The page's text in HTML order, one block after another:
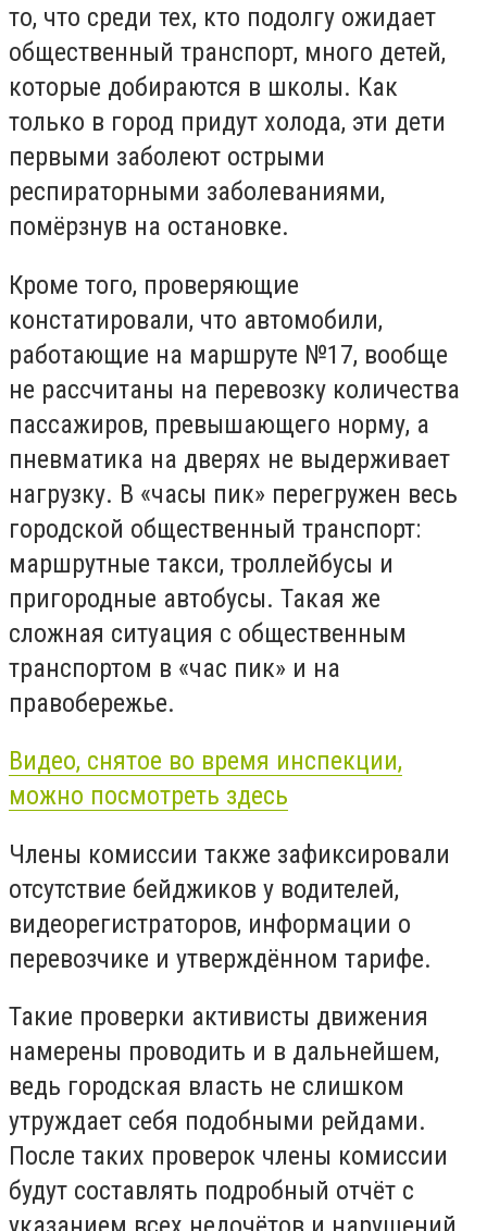
то, что среди тех, кто подолгу ожидает
общественный транспорт, много детей,
которые добираются в школы. Как
только в город придут холода, эти дети
первыми заболеют острыми
респираторными заболеваниями,
помёрзнув на остановке.
Кроме того, проверяющие
констатировали, что автомобили,
работающие на маршруте №17, вообще
не рассчитаны на перевозку количества
пассажиров, превышающего норму, а
пневматика на дверях не выдерживает
нагрузку. В «часы пик» перегружен весь
городской общественный транспорт:
маршрутные такси, троллейбусы и
пригородные автобусы. Такая же
сложная ситуация с общественным
транспортом в «час пик» и на
правобережье.
Видео, снятое во время инспекции,
можно посмотреть здесь
Члены комиссии также зафиксировали
отсутствие бейджиков у водителей,
видеорегистраторов, информации о
перевозчике и утверждённом тарифе.
Такие проверки активисты движения
намерены проводить и в дальнейшем,
ведь городская власть не слишком
утруждает себя подобными рейдами.
После таких проверок члены комиссии
будут составлять подробный отчёт с